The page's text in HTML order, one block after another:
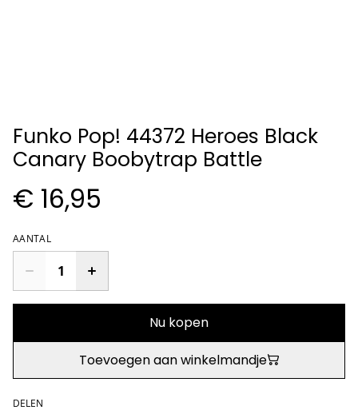
Funko Pop! 44372 Heroes Black
Canary Boobytrap Battle
€ 16,95
AANTAL
Nu kopen
Toevoegen aan winkelmandje
DELEN